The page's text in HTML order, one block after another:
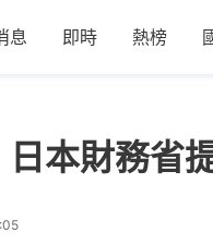
息 即時 熱榜
本財務省